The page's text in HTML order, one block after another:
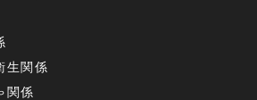
生関係
関係